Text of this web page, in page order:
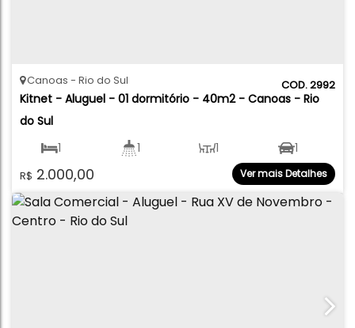
2992
Kitnet - Aluguel - 01 dormitório - 40m2 - Canoas - Rio
do Sul
R$ 2.000,00
Canoas Rio do Sul
1 1
40.00m²
1 1
Ver mais Detalhes